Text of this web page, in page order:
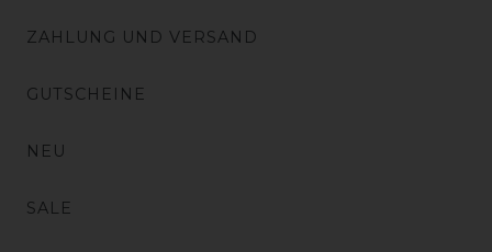
ZAHLUNG UND VERSAND
GUTSCHEINE
NEU
SALE